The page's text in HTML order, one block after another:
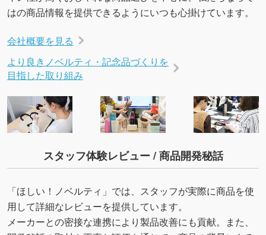
はの商品情報を提供できるようにいつも心掛けています。
会社概要を見る
より良きノベルティ・記念品づくりを
目指した取り組み
スタッフ体験レビュー / 商品開発秘話
「ほしい！ノベルティ」では、スタッフが実際に商品を使
用して詳細なレビューを提供しています。
メーカーとの密接な連携により製品改善にも貢献。また、